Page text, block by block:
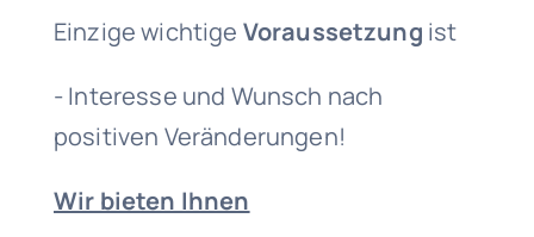
Einzige wichtige Voraussetzung ist
- Interesse und Wunsch nach
positiven Veränderungen!
Wir bieten Ihnen